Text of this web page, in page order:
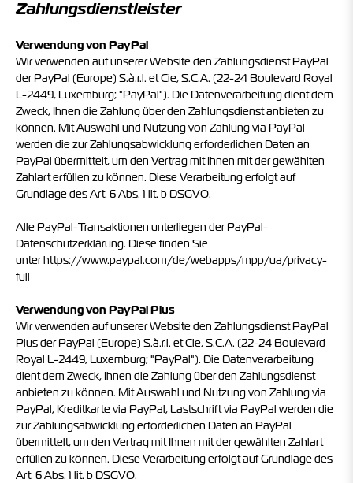
Zahlungsdienstleister
Verwendung von PayPal
Wir verwenden auf unserer Website den Zahlungsdienst PayPal
der PayPal (Europe) S.à.r.l. et Cie, S.C.A. (22-24 Boulevard Royal
L-2449, Luxemburg; "PayPal"). Die Datenverarbeitung dient dem
Zweck, Ihnen die Zahlung über den Zahlungsdienst anbieten zu
können. Mit Auswahl und Nutzung von Zahlung via PayPal
werden die zur Zahlungsabwicklung erforderlichen Daten an
PayPal übermittelt, um den Vertrag mit Ihnen mit der gewählten
Zahlart erfüllen zu können. Diese Verarbeitung erfolgt auf
Grundlage des Art. 6 Abs. 1 lit. b DSGVO.
Alle PayPal-Transaktionen unterliegen der PayPal-
Datenschutzerklärung. Diese finden Sie
unterhttps://www.paypal.com/de/webapps/mpp/ua/privacy-
full
Verwendung von PayPal Plus
Wir verwenden auf unserer Website den Zahlungsdienst PayPal
Plus der PayPal (Europe) S.à.r.l. et Cie, S.C.A. (22-24 Boulevard
Royal L-2449, Luxemburg; "PayPal"). Die Datenverarbeitung
dient dem Zweck, Ihnen die Zahlung über den Zahlungsdienst
anbieten zu können. Mit Auswahl und Nutzung von Zahlung via
PayPal, Kreditkarte via PayPal, Lastschrift via PayPal werden die
zur Zahlungsabwicklung erforderlichen Daten an PayPal
übermittelt, um den Vertrag mit Ihnen mit der gewählten Zahlart
erfüllen zu können. Diese Verarbeitung erfolgt auf Grundlage des
Art. 6 Abs. 1 lit. b DSGVO.